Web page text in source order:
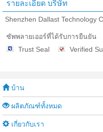
รายละเอียด บริษัท
Shenzhen Dallast Technology
ซัพพลายเออร์ที่ได้รับการยืนยัน
Trust Seal
Verified
บ้าน
ผลิตภัณฑ์ทั้งหมด
เกี่ยวกับเรา